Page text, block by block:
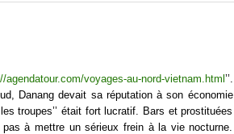
agendatour.com/voyages-au-nord-vietnam.html ’’.
Danang devait sa réputation à son économie
troupes’’ était fort lucratif. Bars et prostituées
à mettre un sérieux frein à la vie nocturne.